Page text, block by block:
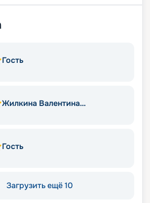
Гость
Жилкина Валентина
Гость
Загрузить ещё 10